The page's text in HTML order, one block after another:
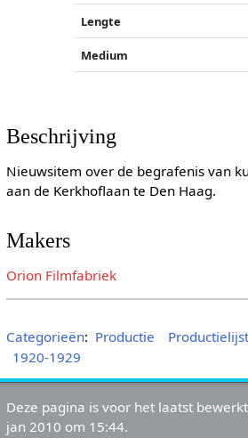
Lengte
Medium
Beschrijving
Nieuwsitem over de begrafenis van
aan de Kerkhoflaan te Den Haag.
Makers
Orion Filmfabriek
Categorieën: Productie
1920-1929
Deze pagina is voor het laatst
jan 2010 om 15:44.